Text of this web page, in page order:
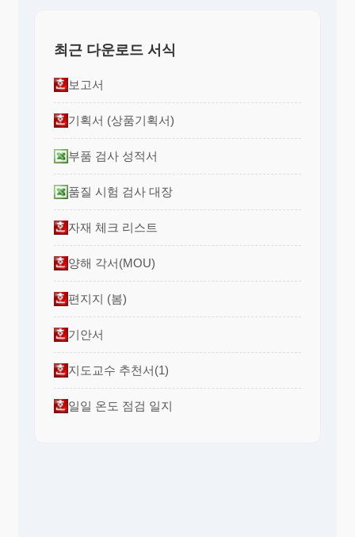
최근 다운로드 서식
보고서
기획서 (상품기획서)
부품 검사 성적서
품질 시험 검사 대장
자재 체크 리스트
양해 각서(MOU)
편지지 (봄)
기안서
지도교수 추천서(1)
일일 온도 점검 일지